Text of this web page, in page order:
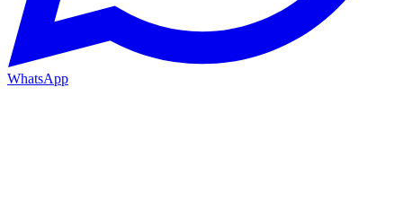
WhatsApp